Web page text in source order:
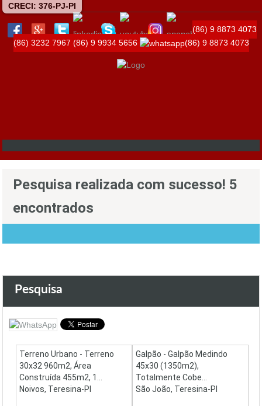
CRECI: 376-PJ-PI
(86) 9 8873 4073
(86) 3232 7967 (86) 9 9934 5656 (86) 9 8873 4073
Pesquisa realizada com sucesso! 5
encontrados
Pesquisa
Terreno Urbano - Terreno
30x32 960m2, Área
Construída 455m2, 1...
Noivos, Teresina-PI
Galpão - Galpão Medindo
45x30 (1350m2),
Totalmente Cobe...
São João, Teresina-PI